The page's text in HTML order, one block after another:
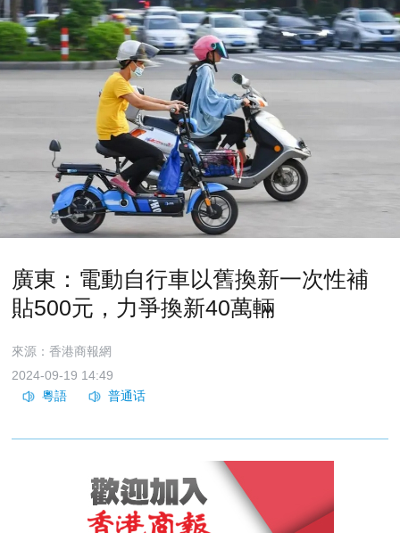
廣東：電動自行車以舊換新一次性補
貼500元，力爭換新40萬輛
來源：香港商報網
2024-09-19 14:49